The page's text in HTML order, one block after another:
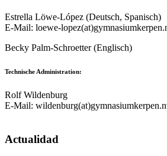
Estrella Löwe-López (Deutsch, Spanisch)
E-Mail: loewe-
Becky Palm-Schroetter (Englisch)
Technische Administration:
Rolf Wildenburg
E-Mail:
Actualidad